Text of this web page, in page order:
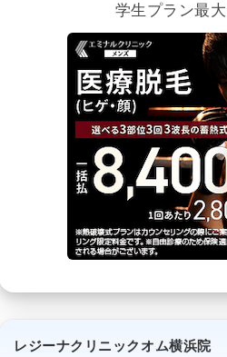
学生プラン最
レジーナクリニックオム横浜院